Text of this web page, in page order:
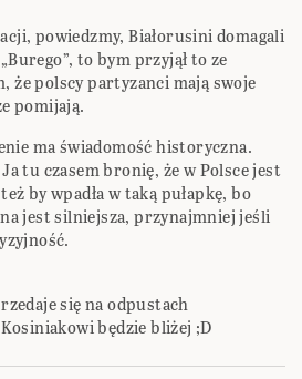
powiedzmy, Białorusini domagali
to bym przyjął to ze
że polscy partyzanci mają swoje
pomijają.
ma świadomość historyczna.
tu czasem bronię, że w Polsce jest
by wpadła w taką pułapkę, bo
jest silniejsza, przynajmniej jeśli
się na odpustach
będzie bliżej ;D